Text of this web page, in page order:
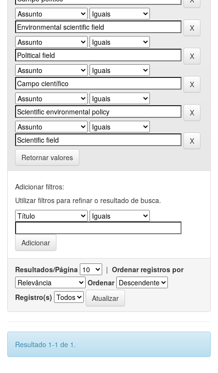
Retornar valores
Adicionar filtros:
Utilizar filtros para refinar o resultado de busca.
Resultados/Página | Ordenar registros por
Ordenar
Registro(s)
Resultado 1-1 de 1.